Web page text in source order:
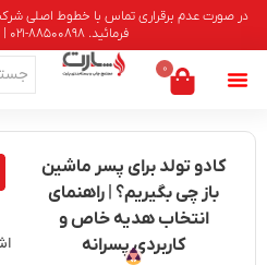
در صورت عدم برقراری تماس با خطوط اصلی
فرمائید. 88500898-021 | 9542026 - 0903
0
کادو تولد برای پسر ماشین‌
باز چی بگیریم؟ | راهنمای
انتخاب هدیه خاص و
کاربردی پسرانه